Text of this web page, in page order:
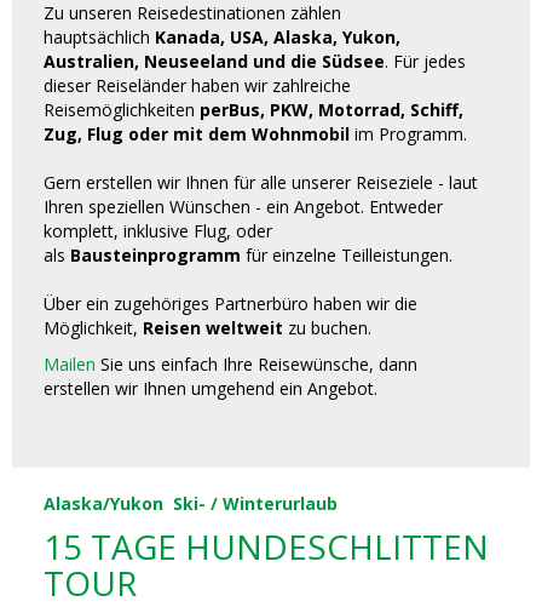
Zu unseren Reisedestinationen zählen
hauptsächlich Kanada, USA, Alaska, Yukon,
Australien, Neuseeland und die Südsee. Für jedes
dieser Reiseländer haben wir zahlreiche
Reisemöglichkeiten perBus, PKW, Motorrad, Schiff,
Zug, Flug oder mit dem Wohnmobil im Programm.
Gern erstellen wir Ihnen für alle unserer Reiseziele - laut
Ihren speziellen Wünschen - ein Angebot. Entweder
komplett, inklusive Flug, oder
als Bausteinprogramm für einzelne Teilleistungen.
Über ein zugehöriges Partnerbüro haben wir die
Möglichkeit, Reisen weltweit zu buchen.
Mailen Sie uns einfach Ihre Reisewünsche, dann
erstellen wir Ihnen umgehend ein Angebot.
Alaska/Yukon Ski- / Winterurlaub
15 TAGE HUNDESCHLITTEN
TOUR